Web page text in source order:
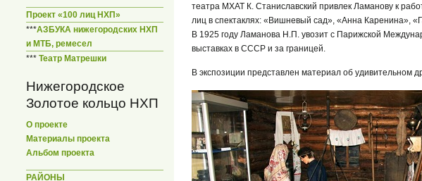
Проект «100 лиц НХП»
***АЗБУКА нижегородских НХП
и МТБ, ремесел
*** Театр Матрешки
Нижегородское
Золотое кольцо НХП
О проекте
Материалы проекта
Альбом проекта
РАЙОНЫ
театра МХАТ К. Станиславский привлек Ламанову к
лиц в спектаклях: «Вишневый сад», «Анна Каренина»,
В 1925 году Ламанова Н.П. увозит с Парижской
выставках в СССР и за границей.
В экспозиции представлен материал об удивительном